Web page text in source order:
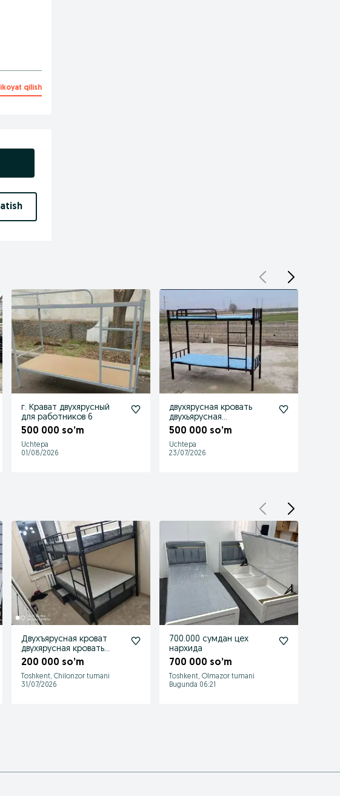
qilish
г. Крават двухярусный
для работников 6
500 000 so’m
Uchtepa
01/08/2026
двухярусная кровать
двухьярусная
двухъярусная
метал
500 000 so’m
Uchtepa
23/07/2026
Двухъярусная кроват
двухярусная кровать
двухэтажная крават
200 000 so’m
Toshkent, Chilonzor tumani
31/07/2026
700.000 сумдан цех
нархида
700 000 so’m
Toshkent, Olmazor tumani
Bugunda 06:21